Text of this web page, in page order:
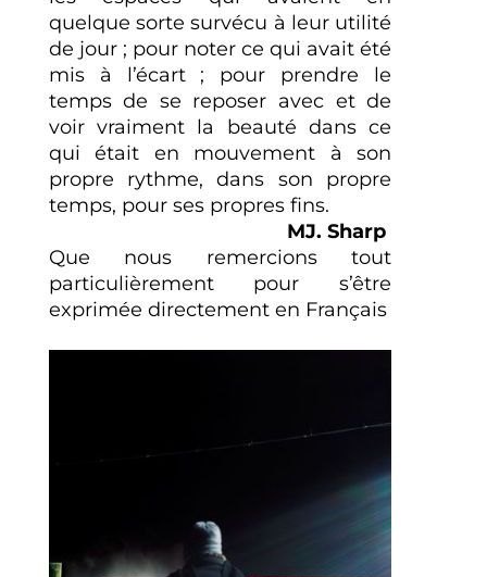
quelque sorte survécu à leur utilité
de jour ; pour noter ce qui avait été
mis à l’écart ; pour prendre le
temps de se reposer avec et de
voir vraiment la beauté dans ce
qui était en mouvement à son
propre rythme, dans son propre
temps, pour ses propres fins.
MJ. Sharp
Que nous remercions tout
particulièrement pour s’être
exprimée directement en Français